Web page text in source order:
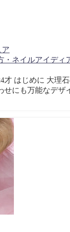
ア
・ネイルアイディ
はじめに 大理
にも万能なデ